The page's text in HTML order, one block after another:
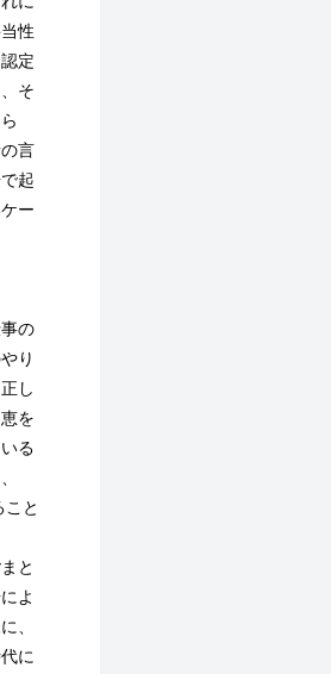
性
定
そ
言
起
ー
の
り
し
を
る
と
と
よ
、
に